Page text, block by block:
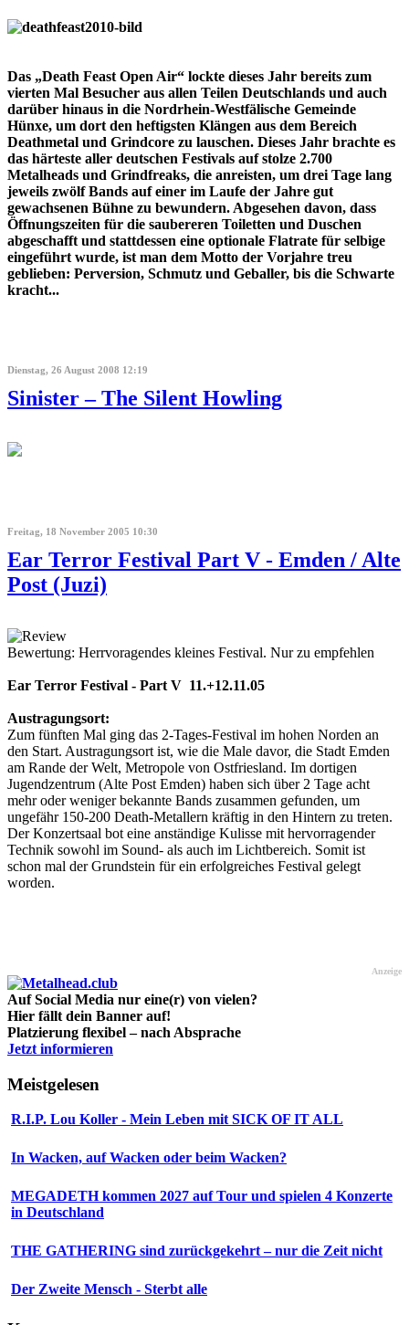
Das „Death Feast Open Air“ lockte dieses Jahr bereits zum
vierten Mal Besucher aus allen Teilen Deutschlands und auch
darüber hinaus in die Nordrhein-Westfälische Gemeinde
Hünxe, um dort den heftigsten Klängen aus dem Bereich
Deathmetal und Grindcore zu lauschen. Dieses Jahr brachte es
das härteste aller deutschen Festivals auf stolze 2.700
Metalheads und Grindfreaks, die anreisten, um drei Tage lang
jeweils zwölf Bands auf einer im Laufe der Jahre gut
gewachsenen Bühne zu bewundern. Abgesehen davon, dass
Öffnungszeiten für die saubereren Toiletten und Duschen
abgeschafft und stattdessen eine optionale Flatrate für selbige
eingeführt wurde, ist man dem Motto der Vorjahre treu
geblieben: Perversion, Schmutz und Geballer, bis die Schwarte
kracht...
Dienstag, 26 August 2008 12:19
Sinister – The Silent Howling
Freitag, 18 November 2005 10:30
Ear Terror Festival Part V - Emden / Alte
Post (Juzi)
Bewertung: Herrvoragendes kleines Festival. Nur zu empfehlen
Ear Terror Festival - Part V 11.+12.11.05
Austragungsort:
Zum fünften Mal ging das 2-Tages-Festival im hohen Norden an
den Start. Austragungsort ist, wie die Male davor, die Stadt Emden
am Rande der Welt, Metropole von Ostfriesland. Im dortigen
Jugendzentrum (Alte Post Emden) haben sich über 2 Tage acht
mehr oder weniger bekannte Bands zusammen gefunden, um
ungefähr 150-200 Death-Metallern kräftig in den Hintern zu treten.
Der Konzertsaal bot eine anständige Kulisse mit hervorragender
Technik sowohl im Sound- als auch im Lichtbereich. Somit ist
schon mal der Grundstein für ein erfolgreiches Festival gelegt
worden.
Anzeige
Auf Social Media nur eine(r) von vielen?
Hier fällt dein Banner auf!
Platzierung flexibel – nach Absprache
Jetzt informieren
Meistgelesen
R.I.P. Lou Koller - Mein Leben mit SICK OF IT ALL
In Wacken, auf Wacken oder beim Wacken?
MEGADETH kommen 2027 auf Tour und spielen 4 Konzerte
in Deutschland
THE GATHERING sind zurückgekehrt – nur die Zeit nicht
Der Zweite Mensch - Sterbt alle